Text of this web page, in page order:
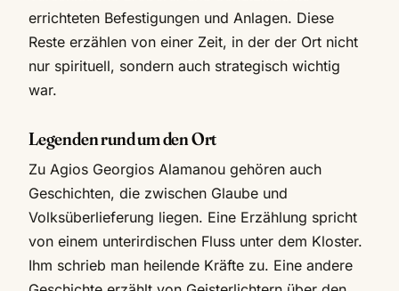
errichteten Befestigungen und Anlagen. Diese
Reste erzählen von einer Zeit, in der der Ort nicht
nur spirituell, sondern auch strategisch wichtig
war.
Legenden rund um den Ort
Zu Agios Georgios Alamanou gehören auch
Geschichten, die zwischen Glaube und
Volksüberlieferung liegen. Eine Erzählung spricht
von einem unterirdischen Fluss unter dem Kloster.
Ihm schrieb man heilende Kräfte zu. Eine andere